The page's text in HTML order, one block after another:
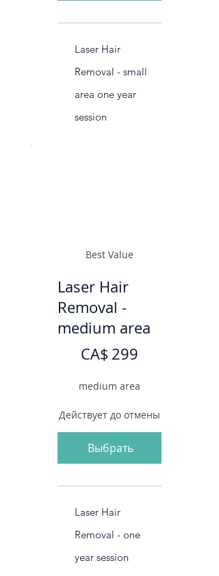
Laser Hair
Removal - small
area one year
session
Best Value
Laser Hair
Removal -
medium area
CA$ 299
medium area
Действует до отмены
Выбрать
Laser Hair
Removal - one
year session